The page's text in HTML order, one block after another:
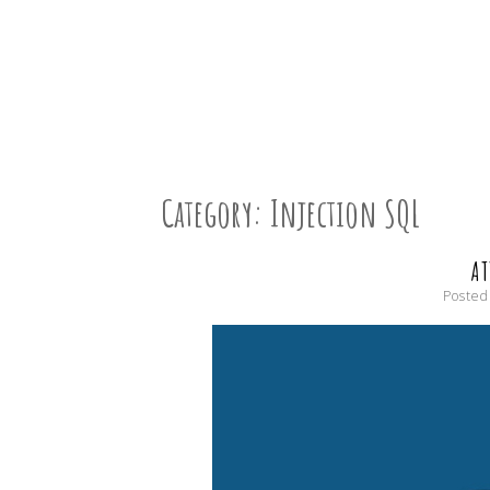
LINUX
Category: Injection SQL